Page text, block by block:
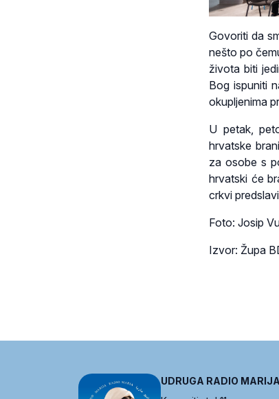
Govoriti da
nešto po
života biti
Bog ispuniti
okupljenima
U petak,
hrvatske
za osobe s
hrvatski će
crkvi
Foto: Josip
Izvor: Župa
UDRUGA RADIO MARIJA